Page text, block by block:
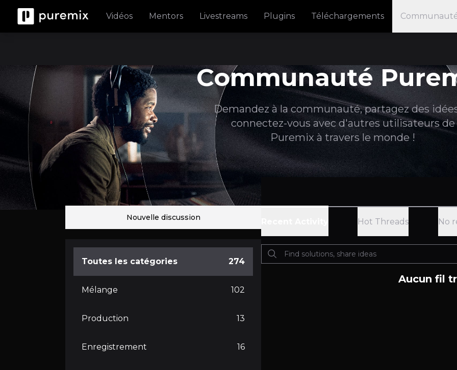
Vidéos Mentors Livestreams Plugins Téléchargements
Communauté
Demandez à la communauté, partagez des
connectez-vous avec d'autres utilisateurs de
Puremix à travers le monde !
Nouvelle discussion
Toutes les catégories 274
Mélange 102
Production 13
Enregistrement 16
Hot Threads No
Aucun fil